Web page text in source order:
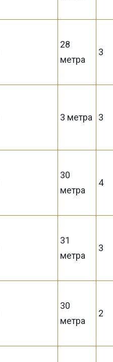
28
метра
3
3 метра 3
30
метра
4
31
метра
3
30
метра
2